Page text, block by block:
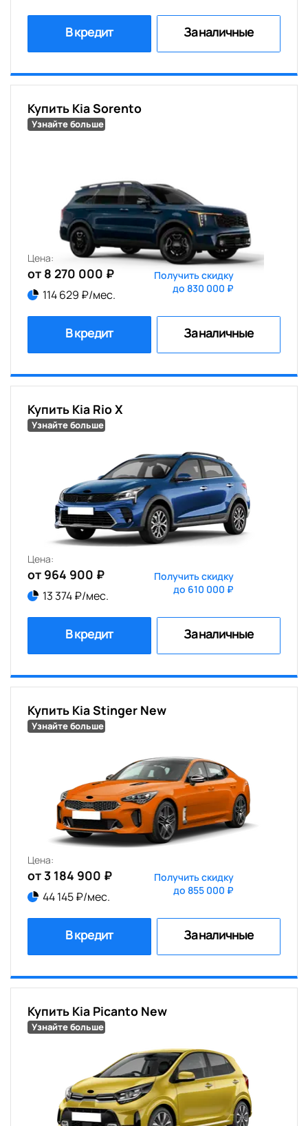
В кредит За наличные
Купить Kia Sorento
Узнайте больше
Цена:
от 8 270 000 ₽
114 629 ₽/мес.
Получить скидку
до 830 000 ₽
В кредит За наличные
Купить Kia Rio Х
Узнайте больше
Цена:
от 964 900 ₽
13 374 ₽/мес.
Получить скидку
до 610 000 ₽
В кредит За наличные
Купить Kia Stinger New
Узнайте больше
Цена:
от 3 184 900 ₽
44 145 ₽/мес.
Получить скидку
до 855 000 ₽
В кредит За наличные
Купить Kia Picanto New
Узнайте больше